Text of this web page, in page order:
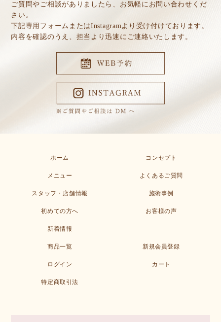
ご質問やご相談がありましたら、お気軽にお問い合わせくだ
さい。
下記専用フォームまたはInstagramより受け付けております。
内容を確認のうえ、担当より迅速にご連絡いたします。
ホーム コンセプト
メニュー よくあるご質問
スタッフ・店舗情報 施術事例
初めての方へ お客様の声
新着情報
商品一覧 新規会員登録
ログイン カート
特定商取引法